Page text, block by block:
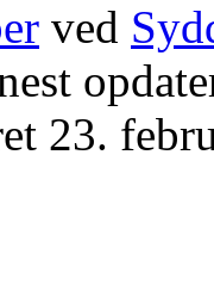
ved
23.